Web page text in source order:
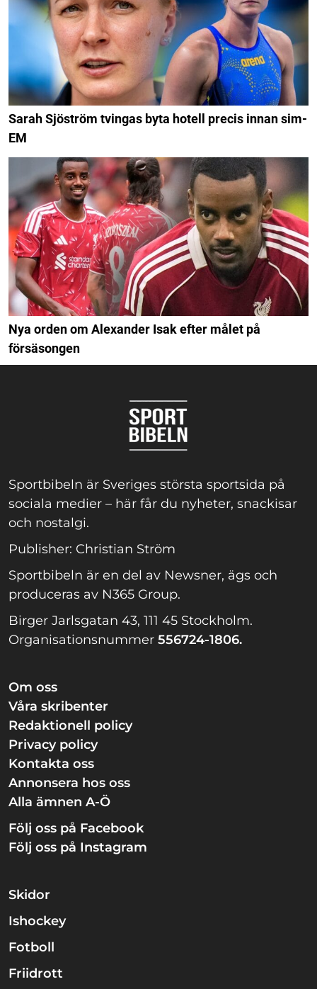
Sarah Sjöström tvingas byta hotell precis innan sim-
EM
Nya orden om Alexander Isak efter målet på
försäsongen
Sportbibeln är Sveriges största sportsida på
sociala medier – här får du nyheter, snackisar
och nostalgi.
Publisher: Christian Ström
Sportbibeln är en del av Newsner, ägs och
produceras av N365 Group.
Birger Jarlsgatan 43, 111 45 Stockholm.
Organisationsnummer 556724-1806.
Om oss
Våra skribenter
Redaktionell policy
Privacy policy
Kontakta oss
Annonsera hos oss
Alla ämnen A-Ö
Följ oss på Facebook
Följ oss på Instagram
Skidor
Ishockey
Fotboll
Friidrott